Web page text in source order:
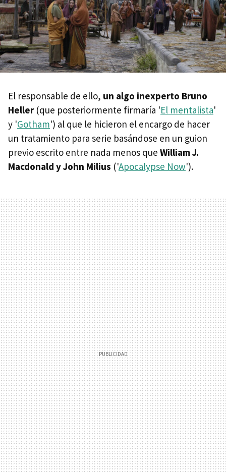
El responsable de ello, un algo inexperto Bruno
Heller(que posteriormente firmaría 'El mentalista'
y 'Gotham') al que le hicieron el encargo de hacer
un tratamiento para serie basándose en un guion
previo escrito entre nada menos que William J.
Macdonald y John Milius ('Apocalypse Now').